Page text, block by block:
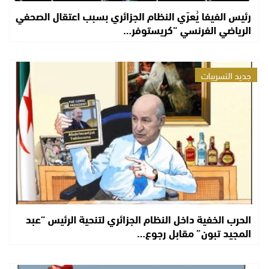
رئيس الفيفا يُعرّي النظام الجزائري بسبب اعتقال الصحفي
الرياضي الفرنسي “كريستوفر…
جديد التسريبات
الحرب الخفية داخل النظام الجزائري لتنحية الرئيس “عبد
المجيد تبون” مقابل رجوع…